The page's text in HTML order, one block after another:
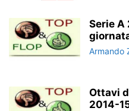
Serie A
Armando
Ottavi
2014-